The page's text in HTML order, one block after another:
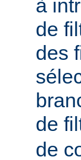
à
de
des
de
de